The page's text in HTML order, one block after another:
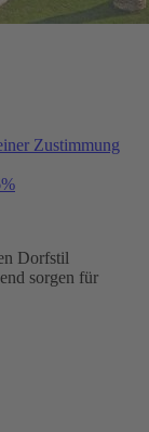
Zustimmung
Dorfstil
sorgen für